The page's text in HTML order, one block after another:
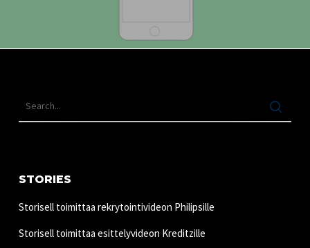
STORIES
Storisell toimittaa rekrytointivideon Philipsille
Storisell toimittaa esittelyvideon Kreditzille